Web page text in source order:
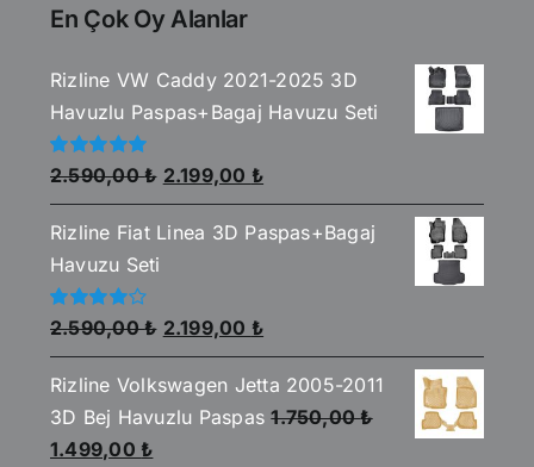
En Çok Oy Alanlar
Rizline VW Caddy 2021-2025 3D
Havuzlu Paspas+Bagaj Havuzu Seti
5
üzerinden
5.00oy aldı
2.590,00₺ Orijinal
fiyat:
2.590,00 ₺.
2.199,00 ₺Şu
andaki
fiyat:
Rizline Fiat Linea 3D Paspas+Bagaj
Havuzu Seti
5
üzerinden
4.00oy
aldı
2.590,00₺ Orijinal
fiyat:
2.590,00 ₺.
2.199,00 ₺Şu
andaki
fiyat:
2.199,00 ₺.
Rizline Volkswagen Jetta 2005-2011
3D Bej Havuzlu Paspas 1.750,00₺
Orijinal
1.499,00 ₺Şu